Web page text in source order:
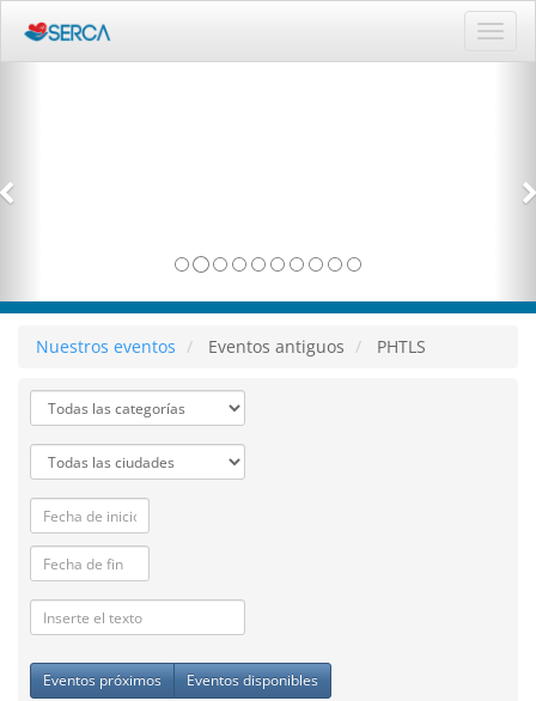
Nuestros eventos Eventos antiguos PHTLS
Eventos próximos Eventos disponibles